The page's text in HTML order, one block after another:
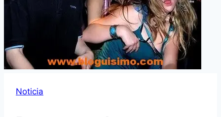
Noticia